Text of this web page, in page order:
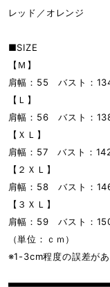
レッド／オレンジ
■SIZE
【Ｍ】
肩幅：55 バスト：
【Ｌ】
肩幅：56 バスト：
【ＸＬ】
肩幅：57 バスト：
【２ＸＬ】
肩幅：58 バスト：
【３ＸＬ】
肩幅：59 バスト：
（単位：ｃｍ）
※1-3cm程度の誤差が